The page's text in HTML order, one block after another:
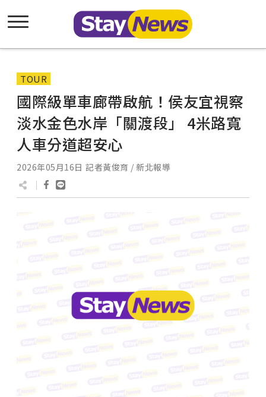
TOUR
國際級單車廊帶啟航！侯友宜視察
淡水金色水岸「關渡段」 4米路寬
人車分道超安心
2026年05月16日 記者黃俊育 / 新北報導